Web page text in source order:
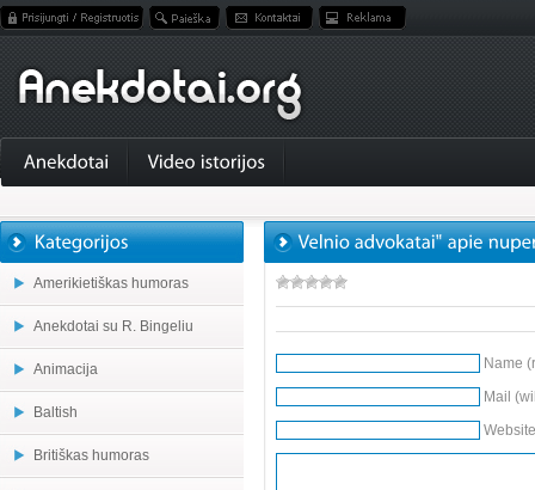
Amerikietiškas humoras
Anekdotai su R. Bingeliu
Animacija
Baltish
Britiškas humoras
Name
Mail